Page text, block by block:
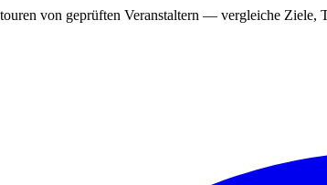
von geprüften Veranstaltern — vergleiche Ziele,